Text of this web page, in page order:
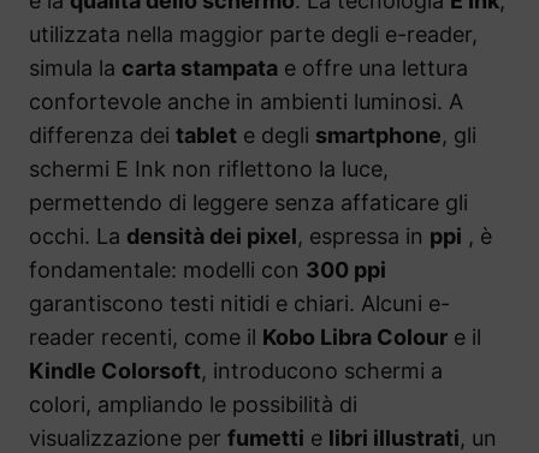
utilizzata nella maggior parte degli e-reader,
simula la carta stampata e offre una lettura
confortevole anche in ambienti luminosi. A
differenza dei tablet e degli smartphone, gli
schermi E Ink non riflettono la luce,
permettendo di leggere senza affaticare gli
occhi. La densità dei pixel, espressa in ppi , è
fondamentale: modelli con 300 ppi
garantiscono testi nitidi e chiari. Alcuni e-
reader recenti, come il Kobo Libra Colour e il
Kindle Colorsoft, introducono schermi a
colori, ampliando le possibilità di
visualizzazione per fumetti e libri illustrati, un